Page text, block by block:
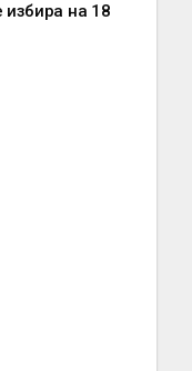
избира на 18